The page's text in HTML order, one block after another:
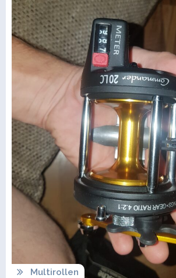
Multirollen